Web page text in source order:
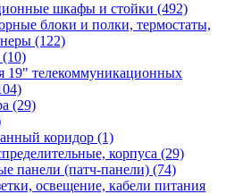
шкафы и стойки (492)
блоки и полки, термостаты,
(122)
(10)
19" телекоммуникационных
(29)
коридор (1)
корпуса (29)
панели (патч-панели) (74)
освещение, кабели питания